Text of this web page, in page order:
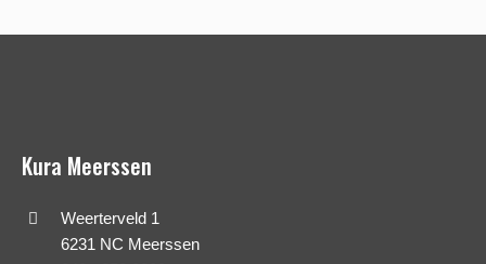
Kura Meerssen
Weerterveld 1
6231 NC Meerssen